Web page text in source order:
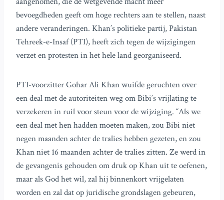
bevoegdheden geeft om hoge rechters aan te stellen, naast
andere veranderingen. Khan’s politieke partij, Pakistan
Tehreek-e-Insaf (PTI), heeft zich tegen de wijzigingen
verzet en protesten in het hele land georganiseerd.
PTI-voorzitter Gohar Ali Khan wuifde geruchten over
een deal met de autoriteiten weg om Bibi’s vrijlating te
verzekeren in ruil voor steun voor de wijziging. “Als we
een deal met hen hadden moeten maken, zou Bibi niet
negen maanden achter de tralies hebben gezeten, en zou
Khan niet 16 maanden achter de tralies zitten. Ze werd in
de gevangenis gehouden om druk op Khan uit te oefenen,
maar als God het wil, zal hij binnenkort vrijgelaten
worden en zal dat op juridische grondslagen gebeuren,